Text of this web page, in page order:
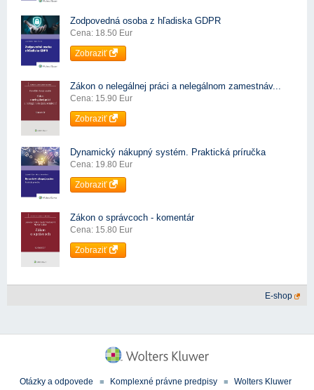
Zodpovedná osoba z hľadiska GDPR
Cena: 18.50 Eur
Zobraziť
Zákon o nelegálnej práci a nelegálnom zamestnáv...
Cena: 15.90 Eur
Zobraziť
Dynamický nákupný systém. Praktická príručka
Cena: 19.80 Eur
Zobraziť
Zákon o správcoch - komentár
Cena: 15.80 Eur
Zobraziť
E-shop
Otázky a odpovede Komplexné právne predpisy Wolters Kluwer